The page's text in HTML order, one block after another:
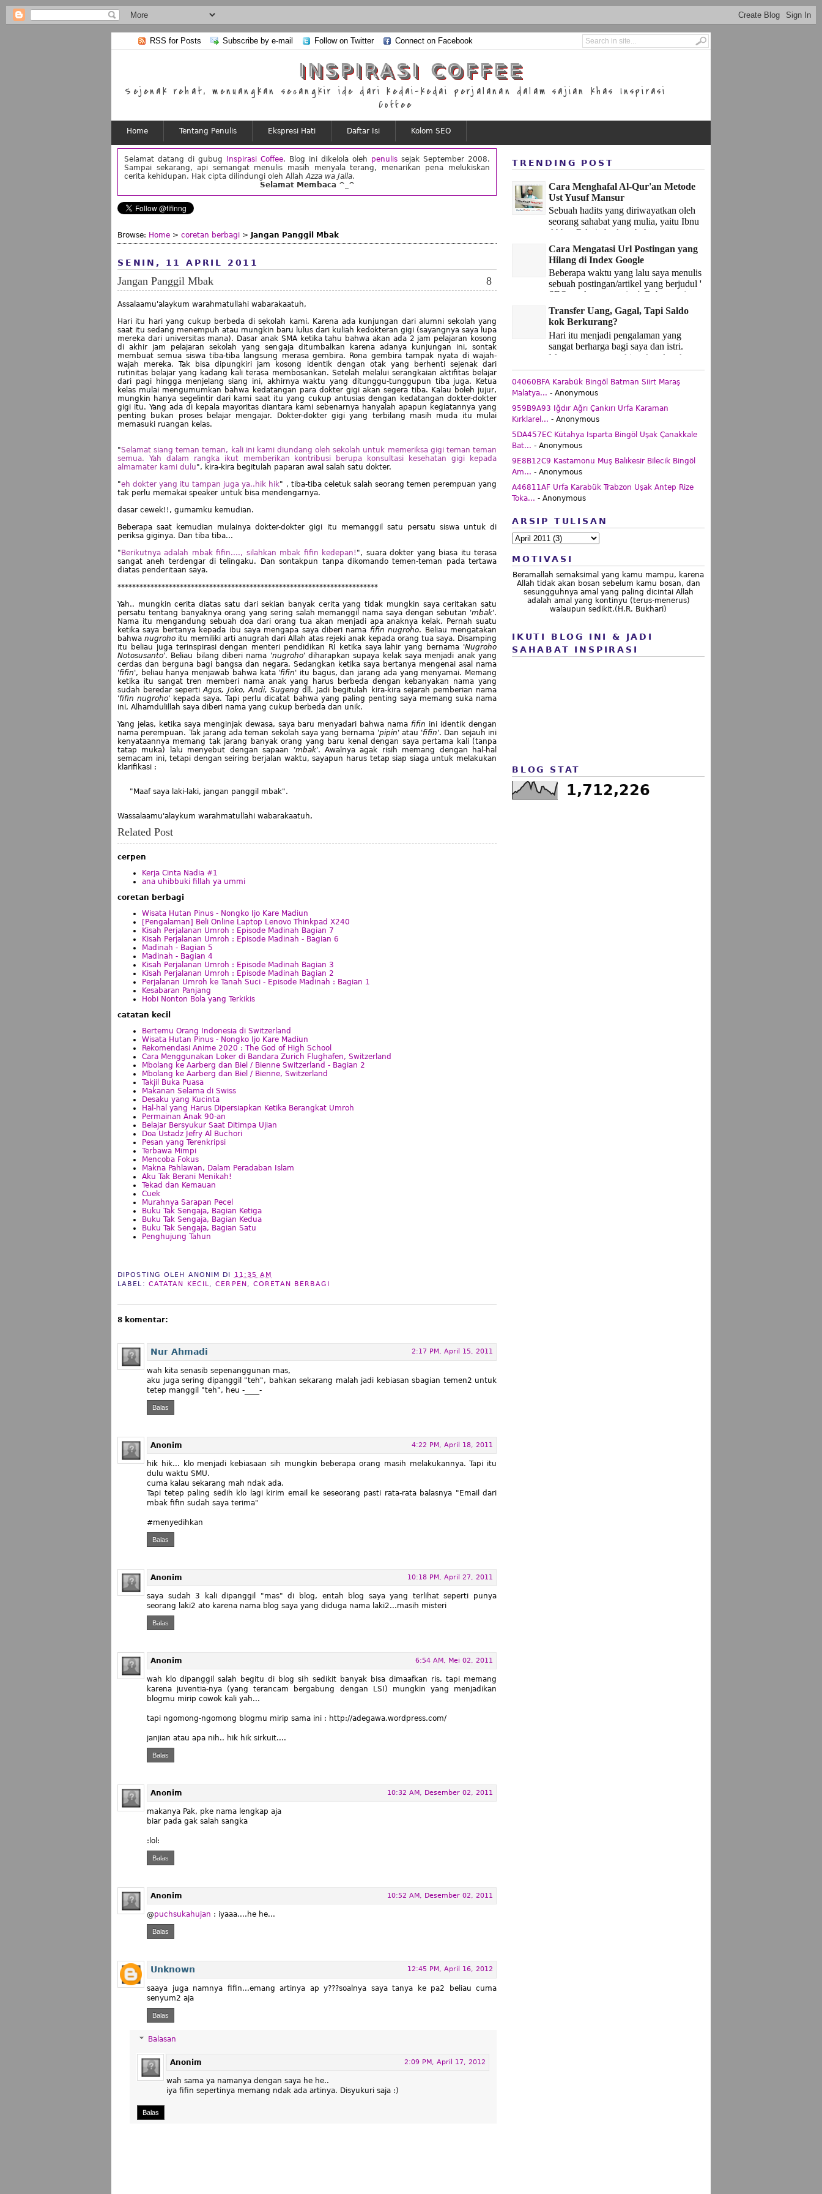
RSS for Posts Subscribe by e-mail Follow on Twitter Connect on Facebook
INSPIRASI COFFEE
Sejenak rehat, menuangkan secangkir ide dari kedai-kedai perjalanan dalam sajian khas Inspirasi
Coffee
Home Tentang Penulis Ekspresi Hati Daftar Isi Kolom SEO
Selamat datang di gubug Inspirasi Coffee. Blog ini dikelola oleh penulis sejak September 2008.
Sampai sekarang, api semangat menulis masih menyala terang, menarikan pena melukiskan
cerita kehidupan. Hak cipta dilindungi oleh AllahAzza wa Jalla.
Selamat Membaca ^_^
Browse: Home > coretan berbagi > Jangan Panggil Mbak
SENIN, 11 APRIL 2011
8
Jangan Panggil Mbak
Assalaamu'alaykum warahmatullahi wabarakaatuh,
Hari itu hari yang cukup berbeda di sekolah kami. Karena ada kunjungan dari alumni sekolah yang
saat itu sedang menempuh atau mungkin baru lulus dari kuliah kedokteran gigi (sayangnya saya lupa
mereka dari universitas mana). Dasar anak SMA ketika tahu bahwa akan ada 2 jam pelajaran kosong
di akhir jam pelajaran sekolah yang sengaja ditumbalkan karena adanya kunjungan ini, sontak
membuat semua siswa tiba-tiba langsung merasa gembira. Rona gembira tampak nyata di wajah-
wajah mereka. Tak bisa dipungkiri jam kosong identik dengan otak yang berhenti sejenak dari
rutinitas belajar yang kadang kali terasa membosankan. Setelah melalui serangkaian aktifitas belajar
dari pagi hingga menjelang siang ini, akhirnya waktu yang ditunggu-tunggupun tiba juga. Ketua
kelas mulai mengumumkan bahwa kedatangan para dokter gigi akan segera tiba. Kalau boleh jujur,
mungkin hanya segelintir dari kami saat itu yang cukup antusias dengan kedatangan dokter-dokter
gigi itu. Yang ada di kepala mayoritas diantara kami sebenarnya hanyalah apapun kegiatannya yang
penting bukan proses belajar mengajar. Dokter-dokter gigi yang terbilang masih muda itu mulai
memasuki ruangan kelas.
"Selamat siang teman teman, kali ini kami diundang oleh sekolah untuk memeriksa gigi teman teman
semua. Yah dalam rangka ikut memberikan kontribusi berupa konsultasi kesehatan gigi kepada
almamater kami dulu", kira-kira begitulah paparan awal salah satu dokter.
"eh dokter yang itu tampan juga ya..hik hik" , tiba-tiba celetuk salah seorang temen perempuan yang
tak perlu memakai speaker untuk bisa mendengarnya.
dasar cewek!!, gumamku kemudian.
Beberapa saat kemudian mulainya dokter-dokter gigi itu memanggil satu persatu siswa untuk di
periksa giginya. Dan tiba tiba...
" Berikutnya adalah mbak fifin...., silahkan mbak fifin kedepan! ", suara dokter yang biasa itu terasa
sangat aneh terdengar di telingaku. Dan sontakpun tanpa dikomando temen-teman pada tertawa
diatas penderitaan saya.
***********************************************************************
Yah.. mungkin cerita diatas satu dari sekian banyak cerita yang tidak mungkin saya ceritakan satu
persatu tentang banyaknya orang yang sering salah memanggil nama saya dengan sebutan 'mbak'.
Nama itu mengandung sebuah doa dari orang tua akan menjadi apa anaknya kelak. Pernah suatu
ketika saya bertanya kepada ibu saya mengapa saya diberi nama fifin nugroho. Beliau mengatakan
bahwa nugroho itu memiliki arti anugrah dari Allah atas rejeki anak kepada orang tua saya. Disamping
itu beliau juga terinspirasi dengan menteri pendidikan RI ketika saya lahir yang bernama 'Nugroho
Notosusanto'. Beliau bilang diberi nama 'nugroho' diharapkan supaya kelak saya menjadi anak yang
cerdas dan berguna bagi bangsa dan negara. Sedangkan ketika saya bertanya mengenai asal nama
'fifin', beliau hanya menjawab bahwa kata 'fifin' itu bagus, dan jarang ada yang menyamai. Memang
ketika itu sangat tren memberi nama anak yang harus berbeda dengan kebanyakan nama yang
sudah beredar sepertiAgus, Joko, Andi, Sugeng dll. Jadi begitulah kira-kira sejarah pemberian nama
'fifin nugroho' kepada saya. Tapi perlu dicatat bahwa yang paling penting saya memang suka nama
ini, Alhamdulillah saya diberi nama yang cukup berbeda dan unik.
Yang jelas, ketika saya menginjak dewasa, saya baru menyadari bahwa nama fifin ini identik dengan
nama perempuan. Tak jarang ada teman sekolah saya yang bernama 'pipin' atau 'fifin'. Dan sejauh ini
kenyataannya memang tak jarang banyak orang yang baru kenal dengan saya pertama kali (tanpa
tatap muka) lalu menyebut dengan sapaan 'mbak'. Awalnya agak risih memang dengan hal-hal
semacam ini, tetapi dengan seiring berjalan waktu, sayapun harus tetap siap siaga untuk melakukan
klarifikasi :
"Maaf saya laki-laki, jangan panggil mbak".
Wassalaamu'alaykum warahmatullahi wabarakaatuh,
Related Post
cerpen
Kerja Cinta Nadia #1
ana uhibbuki fillah ya ummi
coretan berbagi
Wisata Hutan Pinus - Nongko Ijo Kare Madiun
[Pengalaman] Beli Online Laptop Lenovo Thinkpad X240
Kisah Perjalanan Umroh : Episode Madinah Bagian 7
Kisah Perjalanan Umroh : Episode Madinah - Bagian 6
Madinah - Bagian 5
Madinah - Bagian 4
Kisah Perjalanan Umroh : Episode Madinah Bagian 3
Kisah Perjalanan Umroh : Episode Madinah Bagian 2
Perjalanan Umroh ke Tanah Suci - Episode Madinah : Bagian 1
Kesabaran Panjang
Hobi Nonton Bola yang Terkikis
catatan kecil
Bertemu Orang Indonesia di Switzerland
Wisata Hutan Pinus - Nongko Ijo Kare Madiun
Rekomendasi Anime 2020 : The God of High School
Cara Menggunakan Loker di Bandara Zurich Flughafen, Switzerland
Mbolang ke Aarberg dan Biel / Bienne Switzerland - Bagian 2
Mbolang ke Aarberg dan Biel / Bienne, Switzerland
Takjil Buka Puasa
Makanan Selama di Swiss
Desaku yang Kucinta
Hal-hal yang Harus Dipersiapkan Ketika Berangkat Umroh
Permainan Anak 90-an
Belajar Bersyukur Saat Ditimpa Ujian
Doa Ustadz Jefry Al Buchori
Pesan yang Terenkripsi
Terbawa Mimpi
Mencoba Fokus
Makna Pahlawan, Dalam Peradaban Islam
Aku Tak Berani Menikah!
Tekad dan Kemauan
Cuek
Murahnya Sarapan Pecel
Buku Tak Sengaja, Bagian Ketiga
Buku Tak Sengaja, Bagian Kedua
Buku Tak Sengaja, Bagian Satu
Penghujung Tahun
DIPOSTING OLEH ANONIM DI
11:35 AM
LABEL: CATATAN KECIL,CERPEN,CORETAN BERBAGI
8 komentar:
Nur Ahmadi 2:17 PM, April 15, 2011
wah kita senasib sepenanggunan mas,
aku juga sering dipanggil "teh", bahkan sekarang malah jadi kebiasan sbagian temen2 untuk
tetep manggil "teh", heu -____-
Balas
Anonim 4:22 PM, April 18, 2011
hik hik... klo menjadi kebiasaan sih mungkin beberapa orang masih melakukannya. Tapi itu
dulu waktu SMU.
cuma kalau sekarang mah ndak ada.
Tapi tetep paling sedih klo lagi kirim email ke seseorang pasti rata-rata balasnya "Email dari
mbak fifin sudah saya terima"
#menyedihkan
Balas
Anonim 10:18 PM, April 27, 2011
saya sudah 3 kali dipanggil "mas" di blog, entah blog saya yang terlihat seperti punya
seorang laki2 ato karena nama blog saya yang diduga nama laki2...masih misteri
Balas
Anonim 6:54 AM, Mei 02, 2011
wah klo dipanggil salah begitu di blog sih sedikit banyak bisa dimaafkan ris, tapi memang
karena juventia-nya (yang terancam bergabung dengan LSI) mungkin yang menjadikan
blogmu mirip cowok kali yah...
tapi ngomong-ngomong blogmu mirip sama ini : http://adegawa.wordpress.com/
janjian atau apa nih.. hik hik sirkuit....
Balas
Anonim 10:32 AM, Desember 02, 2011
makanya Pak, pke nama lengkap aja
biar pada gak salah sangka
:lol:
Balas
Anonim 10:52 AM, Desember 02, 2011
@puchsukahujan : iyaaa....he he...
Balas
Unknown 12:45 PM, April 16, 2012
saaya juga namnya fifin...emang artinya ap y???soalnya saya tanya ke pa2 beliau cuma
senyum2 aja
Balas
Balasan
Anonim 2:09 PM, April 17, 2012
wah sama ya namanya dengan saya he he..
iya fifin sepertinya memang ndak ada artinya. Disyukuri saja :)
Balas
TRENDING POST
Cara Menghafal Al-Qur'an Metode
Ust Yusuf Mansur
Sebuah hadits yang diriwayatkan oleh
seorang sahabat yang mulia, yaitu Ibnu
Abbas RA, ia berkata bahwasannya
Cara Mengatasi Url Postingan yang
Hilang di Index Google
Beberapa waktu yang lalu saya menulis
sebuah postingan/artikel yang berjudul '
SEO, makanan apa itu '. Beberapa jam
setelah ...
Transfer Uang, Gagal, Tapi Saldo
kok Berkurang?
Hari itu menjadi pengalaman yang
sangat berharga bagi saya dan istri.
Momen yang mungkin tak terlupakan
seumur hidup. Bukan kesan yan...
04060BFA Karabük Bingöl Batman Siirt Maraş
Malatya... - Anonymous
959B9A93 Iğdır Ağrı Çankırı Urfa Karaman
Kırklarel... - Anonymous
5DA457EC Kütahya Isparta Bingöl Uşak Çanakkale
Bat... - Anonymous
9E8B12C9 Kastamonu Muş Balıkesir Bilecik Bingöl
Am... - Anonymous
A46811AF Urfa Karabük Trabzon Uşak Antep Rize
Toka... - Anonymous
ARSIP TULISAN
MOTIVASI
Beramallah semaksimal yang kamu mampu, karena
Allah tidak akan bosan sebelum kamu bosan, dan
sesungguhnya amal yang paling dicintai Allah
adalah amal yang kontinyu (terus-menerus)
walaupun sedikit.(H.R. Bukhari)
IKUTI BLOG INI & JADI
SAHABAT INSPIRASI
BLOG STAT
1,712,226